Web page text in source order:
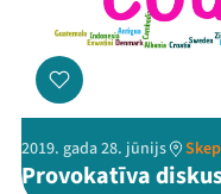
2019. gada 28. jūnijs
Provokatīva